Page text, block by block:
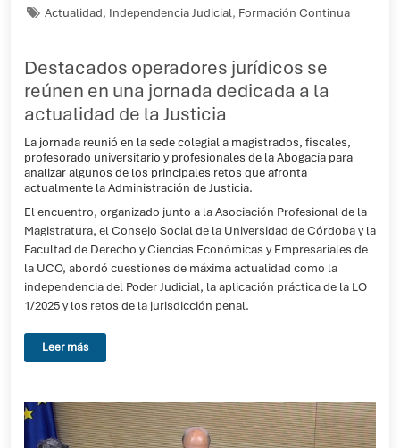
Actualidad, Independencia Judicial, Formación Continua
Destacados operadores jurídicos se
reúnen en una jornada dedicada a la
actualidad de la Justicia
La jornada reunió en la sede colegial a magistrados, fiscales,
profesorado universitario y profesionales de la Abogacía para
analizar algunos de los principales retos que afronta
actualmente la Administración de Justicia.
El encuentro, organizado junto a la Asociación Profesional de la
Magistratura, el Consejo Social de la Universidad de Córdoba y la
Facultad de Derecho y Ciencias Económicas y Empresariales de
la UCO, abordó cuestiones de máxima actualidad como la
independencia del Poder Judicial, la aplicación práctica de la LO
1/2025 y los retos de la jurisdicción penal.
Leer más